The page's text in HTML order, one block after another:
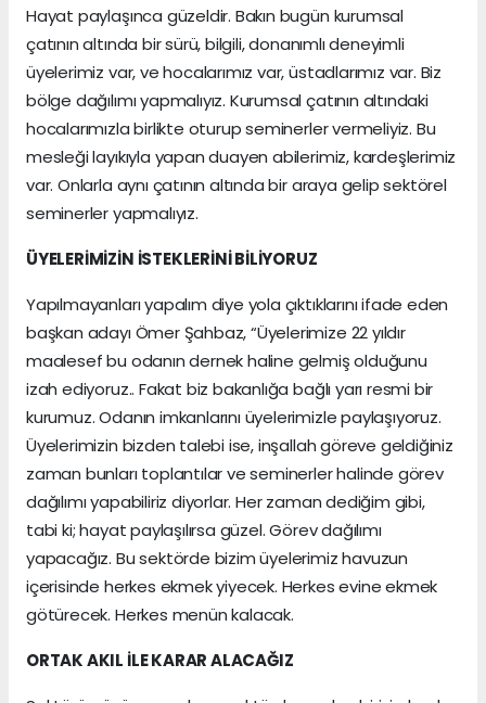
Hayat paylaşınca güzeldir. Bakın bugün kurumsal
çatının altında bir sürü, bilgili, donanımlı deneyimli
üyelerimiz var, ve hocalarımız var, üstadlarımız var. Biz
bölge dağılımı yapmalıyız. Kurumsal çatının altındaki
hocalarımızla birlikte oturup seminerler vermeliyiz. Bu
mesleği layıkıyla yapan duayen abilerimiz, kardeşlerimiz
var. Onlarla aynı çatının altında bir araya gelip sektörel
seminerler yapmalıyız.
ÜYELERİMİZİN İSTEKLERİNİ BİLİYORUZ
Yapılmayanları yapalım diye yola çıktıklarını ifade eden
başkan adayı Ömer Şahbaz, “Üyelerimize 22 yıldır
maalesef bu odanın dernek haline gelmiş olduğunu
izah ediyoruz.. Fakat biz bakanlığa bağlı yarı resmi bir
kurumuz. Odanın imkanlarını üyelerimizle paylaşıyoruz.
Üyelerimizin bizden talebi ise, inşallah göreve geldiğiniz
zaman bunları toplantılar ve seminerler halinde görev
dağılımı yapabiliriz diyorlar. Her zaman dediğim gibi,
tabi ki; hayat paylaşılırsa güzel. Görev dağılımı
yapacağız. Bu sektörde bizim üyelerimiz havuzun
içerisinde herkes ekmek yiyecek. Herkes evine ekmek
götürecek. Herkes menün kalacak.
ORTAK AKIL İLE KARAR ALACAĞIZ